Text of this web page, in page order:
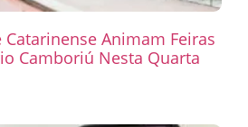
Animam Feiras
Camboriú Nesta Quarta